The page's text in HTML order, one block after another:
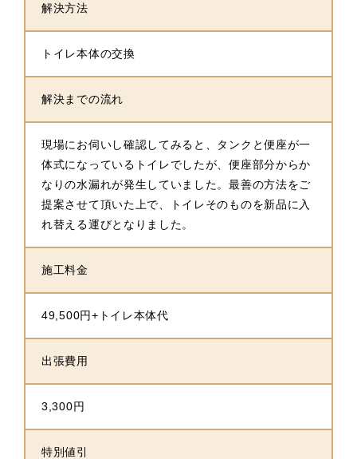
解決方法
トイレ本体の交換
解決までの流れ
現場にお伺いし確認してみると、タンクと便座が一
体式になっているトイレでしたが、便座部分からか
なりの水漏れが発生していました。最善の方法をご
提案させて頂いた上で、トイレそのものを新品に入
れ替える運びとなりました。
施工料金
49,500円+トイレ本体代
出張費用
3,300円
特別値引